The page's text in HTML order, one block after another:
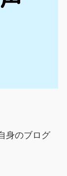
身のブログ